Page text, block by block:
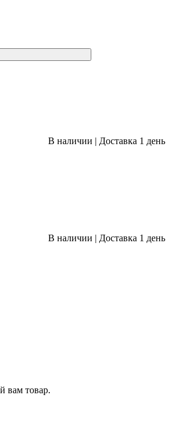
В наличии | Доставка 1 день
В наличии | Доставка 1 день
вам товар.